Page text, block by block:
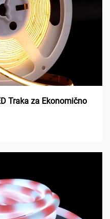
Traka za Ekonomično